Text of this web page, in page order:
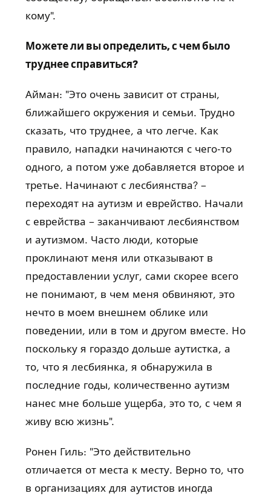
кому".
Можете ли вы определить, с чем было
труднее справиться?
Айман: "Это очень зависит от страны,
ближайшего окружения и семьи. Трудно
сказать, что труднее, а что легче. Как
правило, нападки начинаются с чего-то
одного, а потом уже добавляется второе и
третье. Начинают с лесбиянства? –
переходят на аутизм и еврейство. Начали
с еврейства – заканчивают лесбиянством
и аутизмом. Часто люди, которые
проклинают меня или отказывают в
предоставлении услуг, сами скорее всего
не понимают, в чем меня обвиняют, это
нечто в моем внешнем облике или
поведении, или в том и другом вместе. Но
поскольку я гораздо дольше аутистка, а
то, что я лесбиянка, я обнаружила в
последние годы, количественно аутизм
нанес мне больше ущерба, это то, с чем я
живу всю жизнь".
Ронен Гиль: "Это действительно
отличается от места к месту. Верно то, что
в организациях для аутистов иногда